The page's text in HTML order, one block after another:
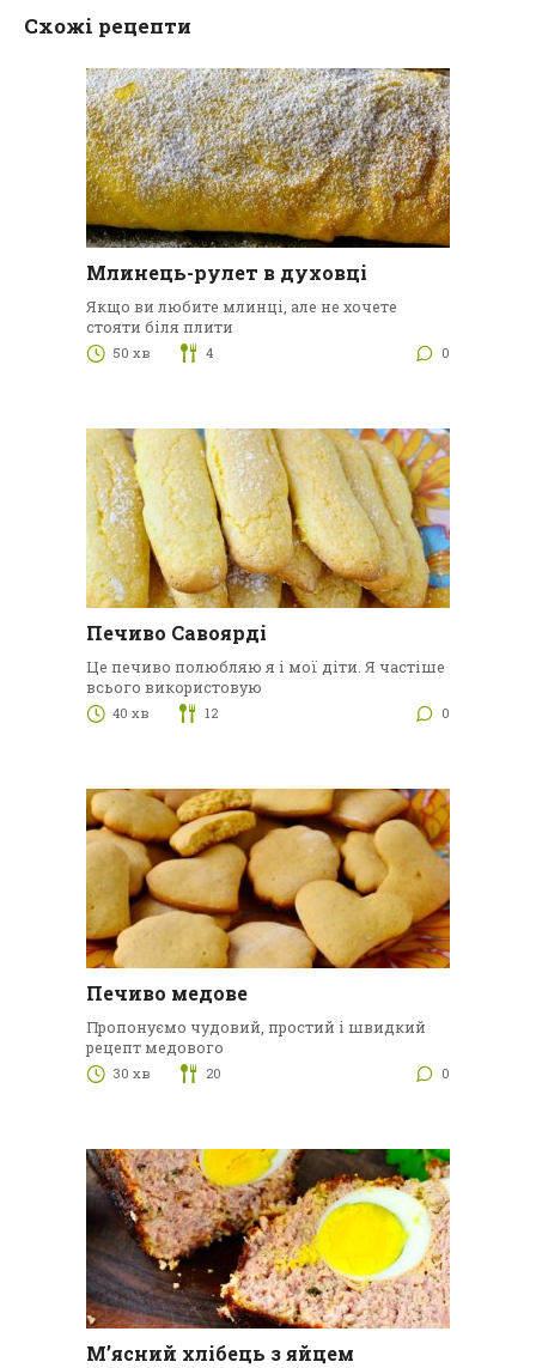
Схожі рецепти
Млинець-рулет в духовці
Якщо ви любите млинці, але не хочете
стояти біля плити
50 хв 4 0
Печиво Савоярді
Це печиво полюбляю я і мої діти. Я частіше
всього використовую
40 хв 12 0
Печиво медове
Пропонуємо чудовий, простий і швидкий
рецепт медового
30 хв 20 0
М’ясний хлібець з яйцем